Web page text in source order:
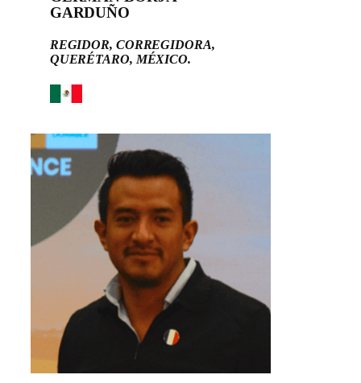
GARDUÑO
REGIDOR, CORREGIDORA,
QUERÉTARO, MÉXICO.